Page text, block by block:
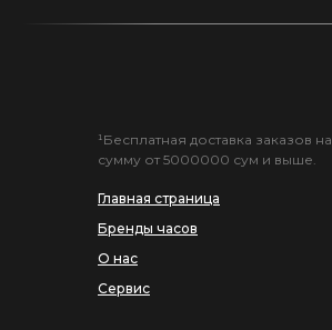
Главная страница
Бренды часов
О нас
Сервис
¹Бесплатная доставка заказов на
сумму от 5000000 сум и выше.